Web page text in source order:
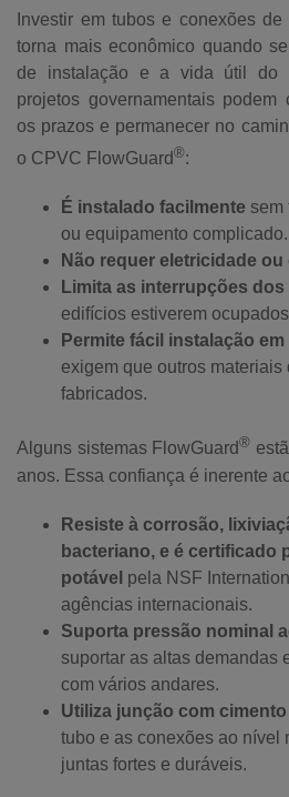
Investir em tubos e conexões
torna mais econômico quando
de instalação e a vida útil do
projetos governamentais podem
os prazos e permanecer no
o CPVC FlowGuard®:
É instalado facilmente sem
ou equipamento complicado.
Não requer eletricidade ou
Limita as interrupções
edifícios estiverem
Permite fácil instalação
exigem que outros
fabricados.
Alguns sistemas FlowGuard®
anos. Essa confiança é inerente
Resiste à corrosão,
bacteriano, e é certificado
potável pela NSF
agências internacionais.
Suporta pressão nominal
suportar as altas demandas
com vários andares.
Utiliza junção com
tubo e as conexões ao nível
juntas fortes e duráveis.